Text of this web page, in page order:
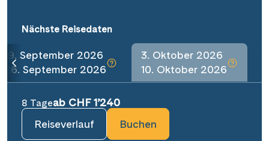
Nächste Reisedaten
19. September 2026
26. September 2026
3. Oktober 2026
10. Oktober 2026
8 Tageab CHF 1’240
Reiseverlauf
Buchen